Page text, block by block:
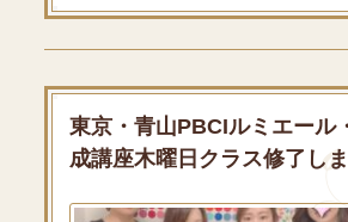
東京・青山PBCIルミエー
成講座木曜日クラス修了し